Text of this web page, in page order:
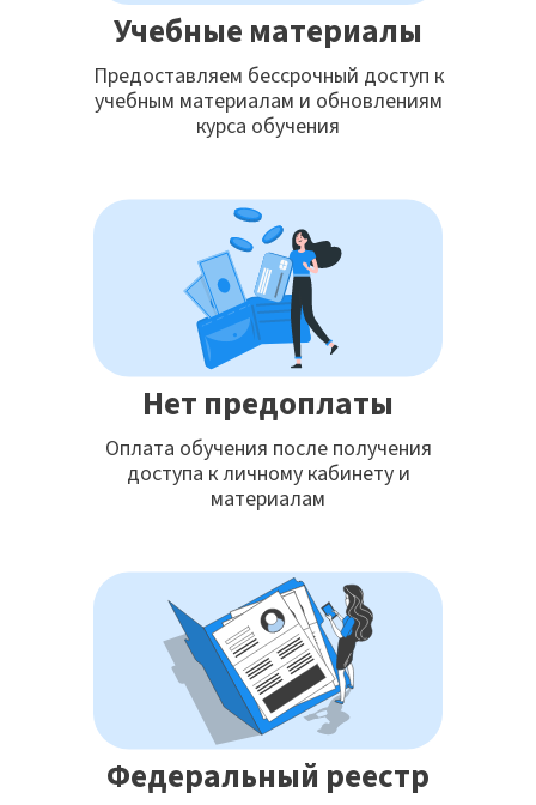
Учебные материалы
Предоставляем бессрочный доступ к
учебным материалам и обновлениям
курса обучения
Нет предоплаты
Оплата обучения после получения
доступа к личному кабинету и
материалам
Федеральный реестр